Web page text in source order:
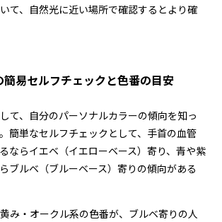
て、自然光に近い場所で確認するとより確
易セルフチェックと色番の目安
て、自分のパーソナルカラーの傾向を知っ
簡単なセルフチェックとして、手首の血管
ならイエベ（イエローベース）寄り、青や紫
ブルベ（ブルーベース）寄りの傾向がある
み・オークル系の色番が、ブルベ寄りの人